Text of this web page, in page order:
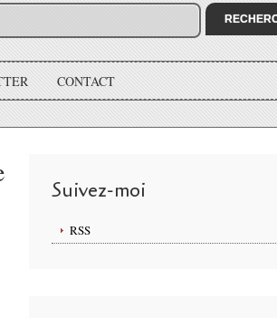
CONTACT
Suivez-moi
RSS